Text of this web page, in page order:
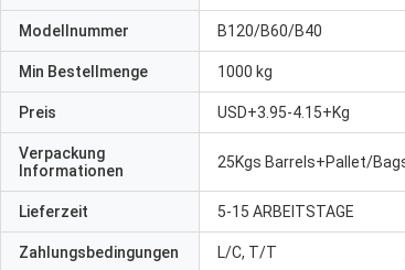
Modellnummer B120/B60/B40
Min Bestellmenge 1000 kg
Preis USD+3.95-4.15+Kg
Verpackung
Informationen
25Kgs Barrels+Pallet/
Lieferzeit 5-15 ARBEITSTAGE
Zahlungsbedingungen L/C, T/T